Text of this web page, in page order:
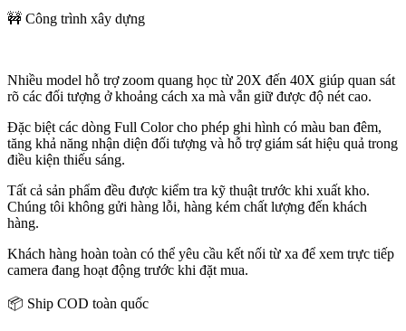
🚧 Công trình xây dựng
Nhiều model hỗ trợ zoom quang học từ 20X đến 40X giúp quan sát
rõ các đối tượng ở khoảng cách xa mà vẫn giữ được độ nét cao.
Đặc biệt các dòng Full Color cho phép ghi hình có màu ban đêm,
tăng khả năng nhận diện đối tượng và hỗ trợ giám sát hiệu quả trong
điều kiện thiếu sáng.
Tất cả sản phẩm đều được kiểm tra kỹ thuật trước khi xuất kho.
Chúng tôi không gửi hàng lỗi, hàng kém chất lượng đến khách
hàng.
Khách hàng hoàn toàn có thể yêu cầu kết nối từ xa để xem trực tiếp
camera đang hoạt động trước khi đặt mua.
📦 Ship COD toàn quốc